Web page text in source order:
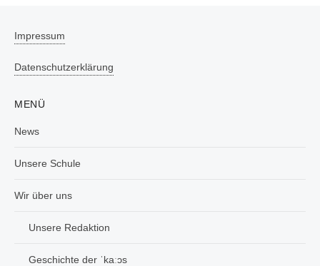
Impressum
Datenschutzerklärung
MENÜ
News
Unsere Schule
Wir über uns
Unsere Redaktion
Geschichte der ˈkaːɔs